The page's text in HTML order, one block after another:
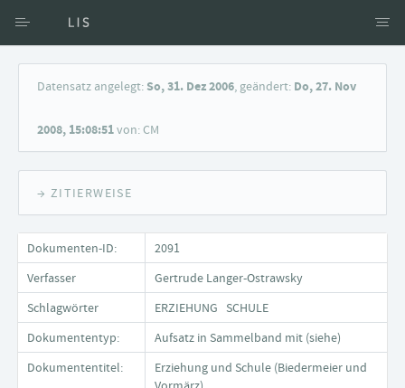
Zugang über Verfasser
Suche nach Schlagwort
Datensatz angelegt:So, 31. Dez 2006, geändert: Do, 27. Nov
2008, 15:08:51von: CM
→ ZITIERWEISE
Dokumenten-ID:
2091
Verfasser
Gertrude Langer-Ostrawsky
Schlagwörter
ERZIEHUNG SCHULE
Dokumententyp:
Aufsatz in Sammelband mit (siehe)
Dokumententitel:
Erziehung und Schule (Biedermeier und